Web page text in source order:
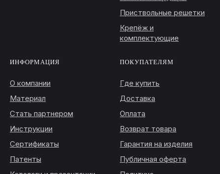
Приствольные решетки
Крепёж и
комплектующие
ИНФОРМАЦИЯ
О компании
Материал
Стать партнером
Инструкции
Сертификаты
Патенты
ПОКУПАТЕЛЯМ
Где купить
Доставка
Оплата
Возврат товара
Гарантия на изделия
Публичная оферта